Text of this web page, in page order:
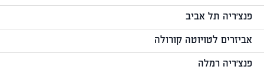
פנצ'ריה תל אביב
אביזרים לטויוטה קורולה
פנצ'ריה רמלה